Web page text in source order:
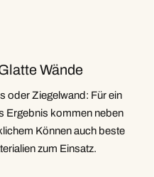
Wände
oder Ziegelwand: Für ein
Ergebnis kommen neben
Können auch beste
zum Einsatz.